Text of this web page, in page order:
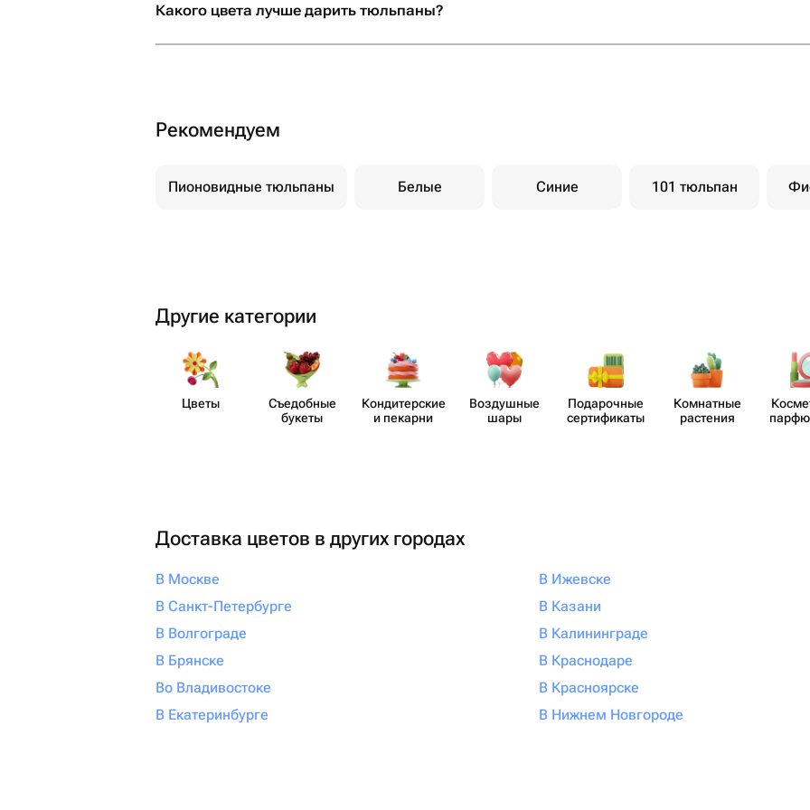
Какого цвета лучше дарить тюльпаны?
Рекомендуем
Пионовидные тюльпаны Белые Синие 101 тюльпан
Другие категории
Цветы
Съедобные
букеты
Кондит​ерские
и пекарни
Воздушные
шары
Пода​рочные
серти​фикаты
Комнатные
растения
Доставка цветов в других городах
В Москве
В Санкт-Петербурге
В Волгограде
В Брянске
Во Владивостоке
В Екатеринбурге
В Ижевске
В Казани
В Калининграде
В Краснодаре
В Красноярске
В Нижнем Новгороде